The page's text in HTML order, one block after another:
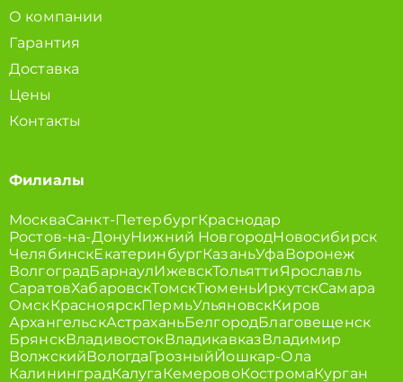
О компании
Гарантия
Доставка
Цены
Контакты
Филиалы
МоскваСанкт-ПетербургКраснодар
Ростов-на-ДонуНижний НовгородНовосибирск
ЧелябинскЕкатеринбургКазаньУфаВоронеж
ВолгоградБарнаулИжевскТольяттиЯрославль
СаратовХабаровскТомскТюменьИркутскСамара
ОмскКрасноярскПермьУльяновскКиров
АрхангельскАстраханьБелгородБлаговещенск
БрянскВладивостокВладикавказВладимир
ВолжскийВологдаГрозныйЙошкар-Ола
КалининградКалугаКемеровоКостромаКурган